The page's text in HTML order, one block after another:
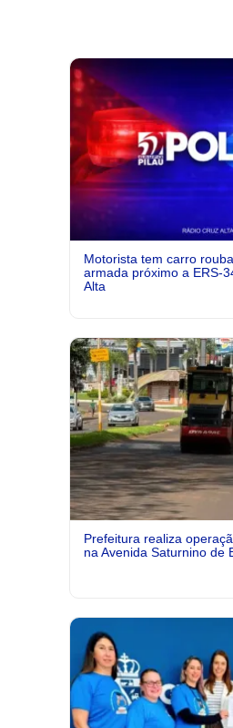
Motorista tem carro
armada próximo a ERS-
Alta
Prefeitura realiza
na Avenida Saturnino de